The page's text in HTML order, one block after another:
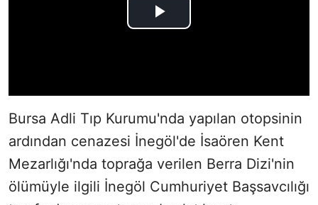
Bursa Adli Tıp Kurumu'nda yapılan otopsinin
ardından cenazesi İnegöl'de İsaören Kent
Mezarlığı'nda toprağa verilen Berra Dizi'nin
ölümüyle ilgili İnegöl Cumhuriyet Başsavcılığı